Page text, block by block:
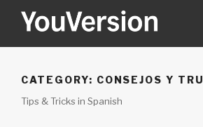
YOUVERSION
CATEGORY: CONSEJOS Y
Tips & Tricks in Spanish